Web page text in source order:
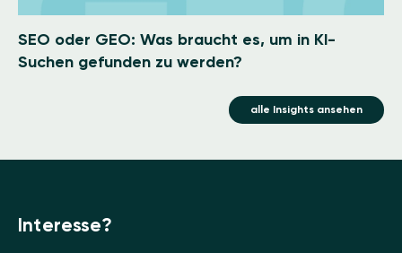
SEO oder GEO: Was braucht es, um in KI-
Suchen gefunden zu werden?
alle Insights ansehen
Interesse?